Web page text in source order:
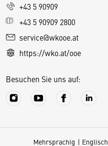
+43 5 90909
+43 5 90909 2800
service@wkooe.at
https://wko.at/ooe
Besuchen Sie uns auf:
Mehrsprachig Englisch
D
e
s
S
e